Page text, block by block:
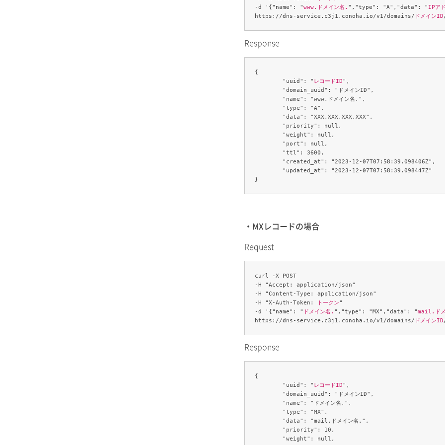
-d '{"name": "www.ドメイン名. ","type": "A","data": " IPア
https://dns-service.c3j1.conoha.io/v1/domains/ ドメインID
Response
{
	"uuid": "
レコードID",
・MXレコードの場合
Request
curl -X POST
-H "Accept: application/json"
-H "Content-Type: application/json"
-H "X-Auth-Token:
トークン"
-d '{"name": " ドメイン名. ","type": "MX","data": "mail.ド
https://dns-service.c3j1.conoha.io/v1/domains/ ドメインID
Response
{
	"uuid": "
レコードID",